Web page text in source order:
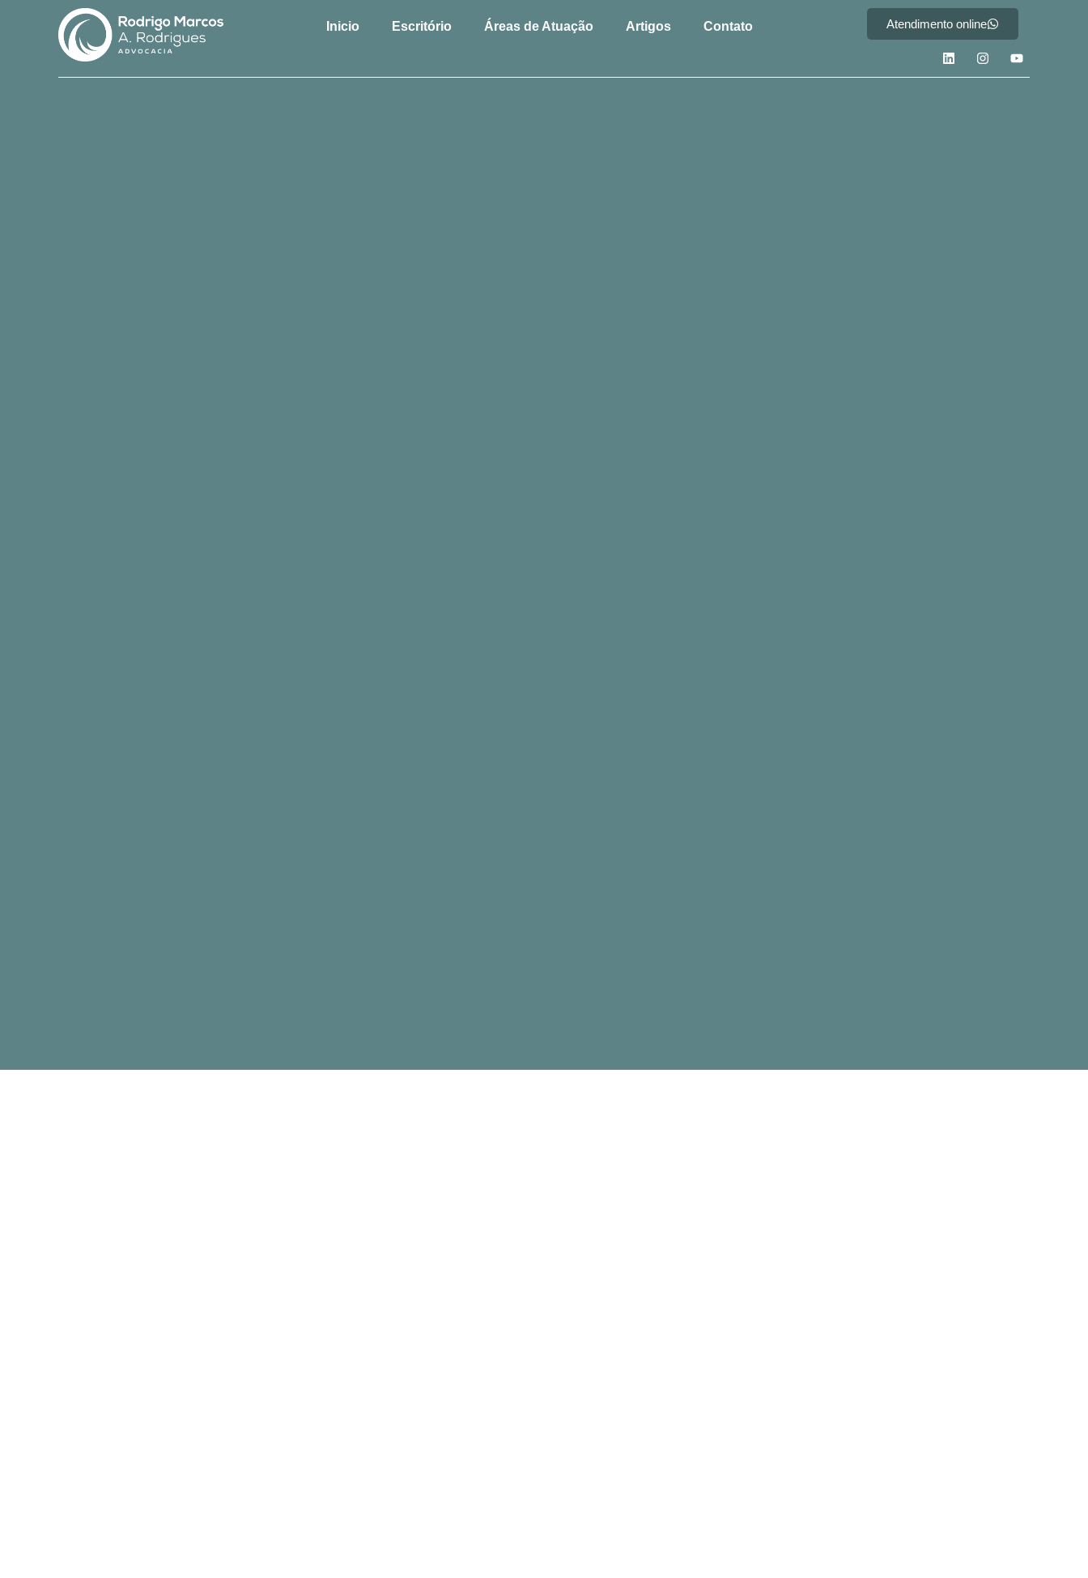
Inicio Escritório Áreas de Atuação Artigos Contato Atendimento online